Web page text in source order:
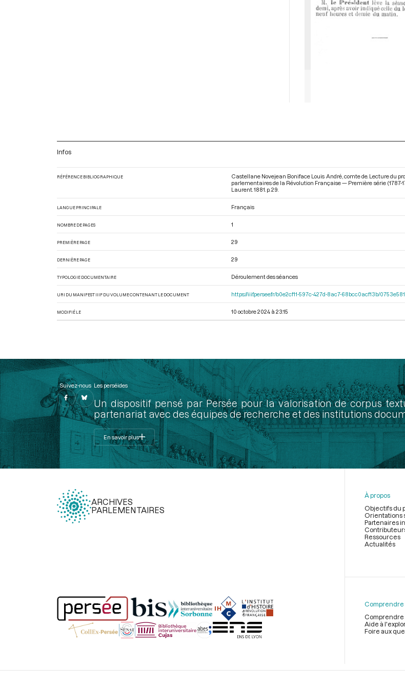
Infos
RÉFÉRENCE BIBLIOGRAPHIQUE
Castellane Novejean Boniface Louis André, comte de. Lecture du
parlementaires de la Révolution Française — Première série (1787-
Laurent. 1881. p. 29.
LANGUE PRINCIPALE Français
NOMBRE DE PAGES 1
PREMIÈRE PAGE 29
DERNIÈRE PAGE 29
TYPOLOGIE DOCUMENTAIRE Déroulement des séances
URI DU MANIFEST IIIF DU VOLUME CONTENANT LE DOCUMENT https://iiif.persee.fr/b0e2cf11-597c-427d-8ac7-68bcc0acf13b/
MODIFIÉ LE 10 octobre 2024 à 23:15
Suivez-nous Les perséides
Un dispositif pensé par Persée pour la valorisation de corpus
partenariat avec des équipes de recherche et des institutions
En savoir plus
ARCHIVES
PARLEMENTAIRES
page
À propos
Objectifs du
Orientations
Partenaires
Ressources
Actualités
Comprendre
Comprendre
Aide à
Foire aux
Légal